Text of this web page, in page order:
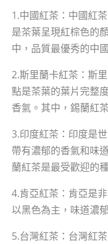
1.中國紅茶：中國紅
是茶葉呈現紅棕色的
中，品質最優秀的中
2.斯里蘭卡紅茶：斯
點是茶葉的葉片完整
香氣。其中，錫蘭紅
3.印度紅茶：印度是
帶有濃郁的香氣和味
蘭紅茶是最受歡迎的
4.肯亞紅茶：肯亞是
以黑色為主，味道濃
5.台灣紅茶：台灣紅